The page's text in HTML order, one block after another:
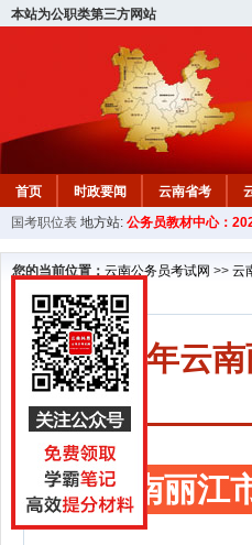
本站为公职类第三方网站
首页 时政要闻 云南省考
国考职位表 地方站: 公务员教材中心：
您的当前位置： 云南公务员考试网 >> 云
2026年云
云南丽江